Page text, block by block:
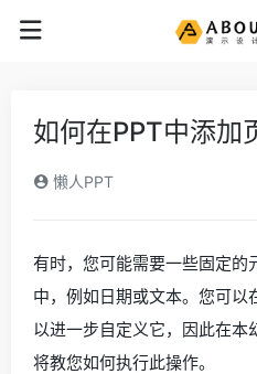
如何在PPT中添加
懒人PPT
有时，您可能需要一些固定的
中，例如日期或文本。您可以
以进一步自定义它，因此在本
将教您如何执行此操作。